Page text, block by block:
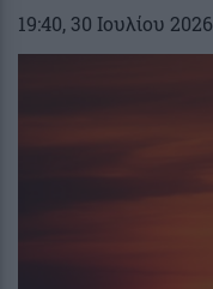
19:40, 30 Ιουλίου 2026